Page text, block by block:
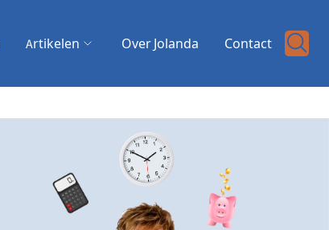
Artikelen Over Jolanda Contact